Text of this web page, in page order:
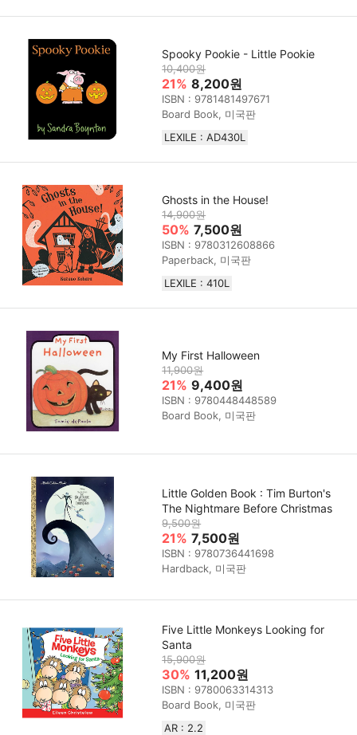
Spooky Pookie - Little Pookie
10,400원
21% 8,200원
ISBN : 9781481497671
Board Book, 미국판
LEXILE : AD430L
Ghosts in the House!
14,900원
50% 7,500원
ISBN : 9780312608866
Paperback, 미국판
LEXILE : 410L
My First Halloween
11,900원
21% 9,400원
ISBN : 9780448448589
Board Book, 미국판
Little Golden Book : Tim Burton's
The Nightmare Before Christmas
9,500원
21% 7,500원
ISBN : 9780736441698
Hardback, 미국판
Five Little Monkeys Looking for
Santa
15,900원
30% 11,200원
ISBN : 9780063314313
Board Book, 미국판
AR : 2.2